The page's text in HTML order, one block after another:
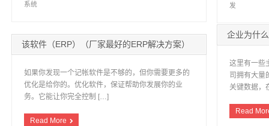
系统
发
企业为什
这里有一些
司拥有大量
关键数据，
Read
该软件（ERP）（厂家最好的ERP解决方案）
如果你发现一个记帐软件是不够的，但你需要更多的
优化是给你的。优化软件，保证帮助你发展你的业
务。它能让你完全控制 […]
Read More